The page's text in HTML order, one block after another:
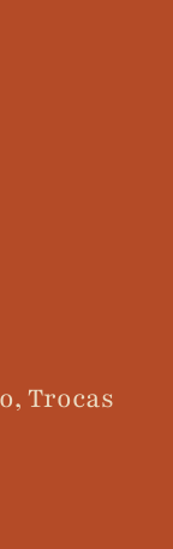
Trocas